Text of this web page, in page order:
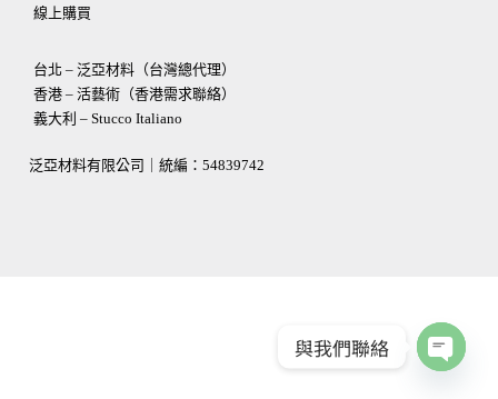
線上購買
台北 – 泛亞材料（台灣總代理）
香港 – 活藝術（香港需求聯絡）
義大利 – Stucco Italiano
泛亞材料有限公司｜統編： 54839742
與我們聯絡